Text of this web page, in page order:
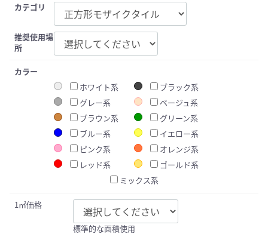
カテゴリ
推奨使用場
所
カラー
ホワイト系
ブラック系
グレー系
ベージュ系
ブラウン系
グリーン系
ブルー系
イエロー系
ピンク系
オレンジ系
レッド系
ゴールド系
ミックス系
1㎡価格
標準的な面積使用